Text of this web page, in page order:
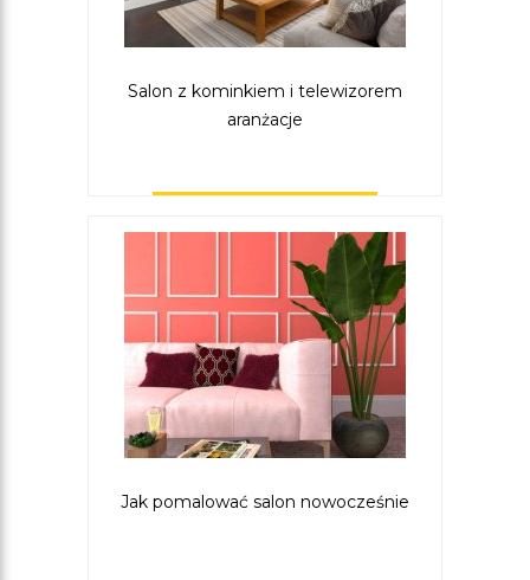
Salon z kominkiem i telewizorem
aranżacje
Jak pomalować salon nowocześnie